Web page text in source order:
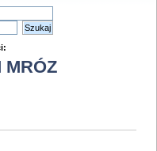
MRÓZ